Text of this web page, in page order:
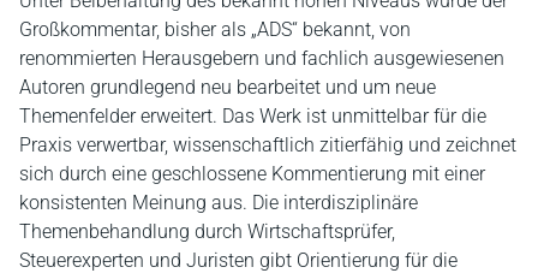
Großkommentar, bisher als „ADS“ bekannt, von
renommierten Herausgebern und fachlich ausgewiesenen
Autoren grundlegend neu bearbeitet und um neue
Themenfelder erweitert. Das Werk ist unmittelbar für die
Praxis verwertbar, wissenschaftlich zitierfähig und zeichnet
sich durch eine geschlossene Kommentierung mit einer
konsistenten Meinung aus. Die interdisziplinäre
Themenbehandlung durch Wirtschaftsprüfer,
Steuerexperten und Juristen gibt Orientierung für die